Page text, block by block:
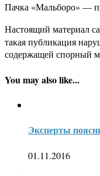
Пачка «Мальборо» —
Настоящий материал
такая публикация
содержащей спорный
You may also like...
Эксперты
01.11.2016